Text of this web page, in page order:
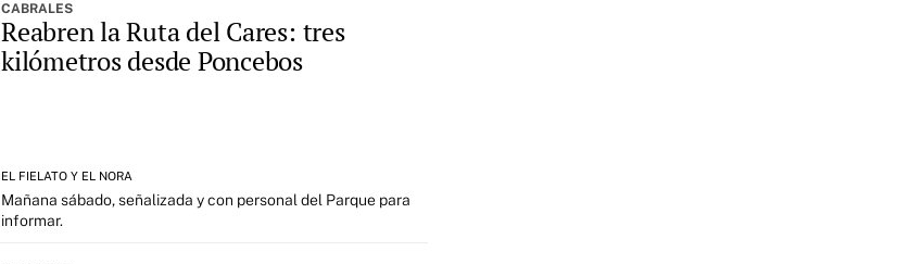
CABRALES
Reabren la Ruta del Cares: tres
kilómetros desde Poncebos
EL FIELATO Y EL NORA
Mañana sábado, señalizada y con personal del Parque para
informar.